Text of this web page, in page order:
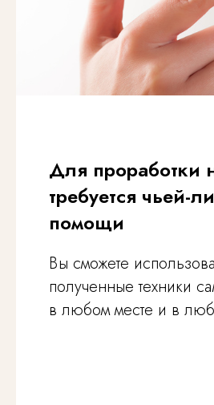
Для проработки
требуется чьей-
помощи
Вы сможете
полученные техники
в любом месте и в